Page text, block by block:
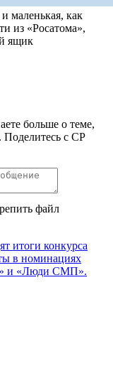
маленькая, как
из «Росатома»,
ящик
больше о теме,
с СР
файл
итоги конкурса
в номинациях
и «Люди СМП».